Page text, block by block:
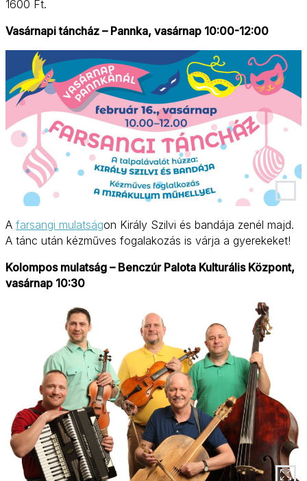
1600 Ft.
Vasárnapi táncház – Pannka, vasárnap 10:00-12:00
A farsangi mulatságon Király Szilvi és bandája zenél majd.
A tánc után kézműves fogalakozás is várja a gyerekeket!
Kolompos mulatság – Benczúr Palota Kulturális Központ,
vasárnap 10:30